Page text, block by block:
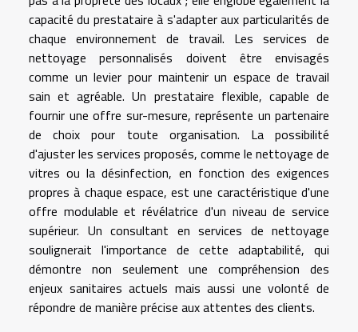
capacité du prestataire à s'adapter aux particularités de
chaque environnement de travail. Les services de
nettoyage personnalisés doivent être envisagés
comme un levier pour maintenir un espace de travail
sain et agréable. Un prestataire flexible, capable de
fournir une offre sur-mesure, représente un partenaire
de choix pour toute organisation. La possibilité
d'ajuster les services proposés, comme le nettoyage de
vitres ou la désinfection, en fonction des exigences
propres à chaque espace, est une caractéristique d'une
offre modulable et révélatrice d'un niveau de service
supérieur. Un consultant en services de nettoyage
soulignerait l'importance de cette adaptabilité, qui
démontre non seulement une compréhension des
enjeux sanitaires actuels mais aussi une volonté de
répondre de manière précise aux attentes des clients.